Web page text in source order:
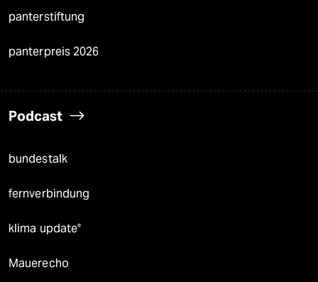
panterstiftung
panterpreis 2026
Podcast
bundestalk
fernverbindung
klima update°
Mauerecho